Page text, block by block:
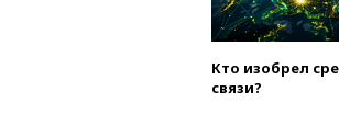
Кто изобрел
связи?